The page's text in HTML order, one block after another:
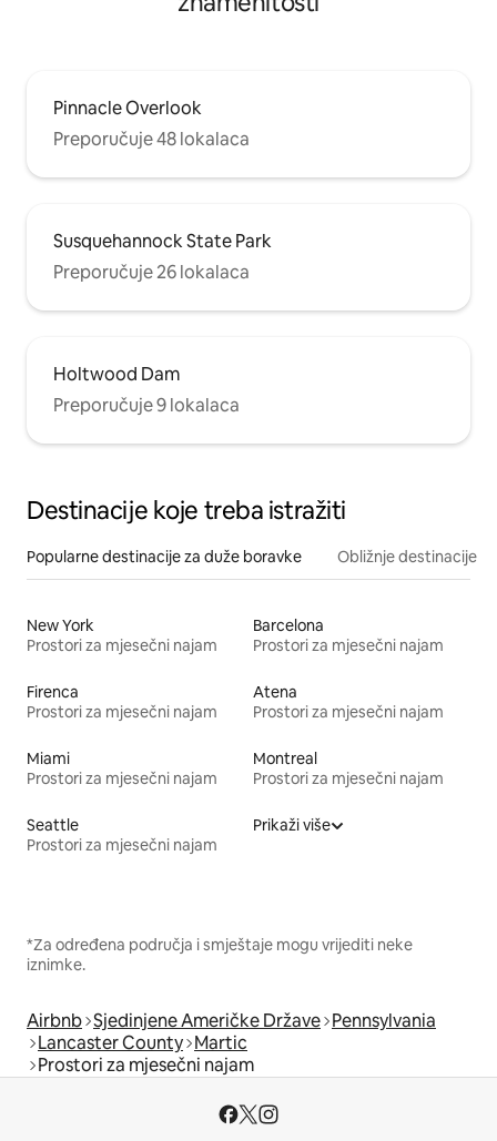
Pinnacle Overlook
Preporučuje 48 lokalaca
Susquehannock State Park
Preporučuje 26 lokalaca
Holtwood Dam
Preporučuje 9 lokalaca
Destinacije koje treba istražiti
Popularne destinacije za duže boravke Obližnje destinacije
New York
Prostori za mjesečni najam
Barcelona
Prostori za mjesečni najam
Firenca
Prostori za mjesečni najam
Atena
Prostori za mjesečni najam
Miami
Prostori za mjesečni najam
Montreal
Prostori za mjesečni najam
Seattle
Prostori za mjesečni najam
Prikaži više
*Za određena područja i smještaje mogu vrijediti neke
iznimke.
Airbnb Sjedinjene Američke Države Pennsylvania
Lancaster County Martic
Prostori za mjesečni najam